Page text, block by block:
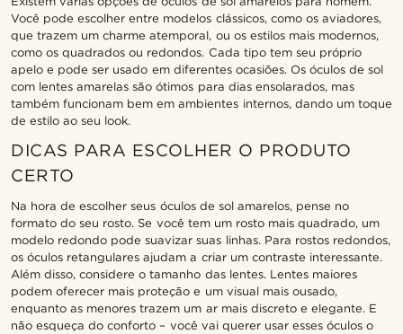
Você pode escolher entre modelos clássicos, como os aviadores,
que trazem um charme atemporal, ou os estilos mais modernos,
como os quadrados ou redondos. Cada tipo tem seu próprio
apelo e pode ser usado em diferentes ocasiões. Os óculos de sol
com lentes amarelas são ótimos para dias ensolarados, mas
também funcionam bem em ambientes internos, dando um toque
de estilo ao seu look.
DICAS PARA ESCOLHER O PRODUTO
CERTO
Na hora de escolher seus óculos de sol amarelos, pense no
formato do seu rosto. Se você tem um rosto mais quadrado, um
modelo redondo pode suavizar suas linhas. Para rostos redondos,
os óculos retangulares ajudam a criar um contraste interessante.
Além disso, considere o tamanho das lentes. Lentes maiores
podem oferecer mais proteção e um visual mais ousado,
enquanto as menores trazem um ar mais discreto e elegante. E
não esqueça do conforto – você vai querer usar esses óculos o